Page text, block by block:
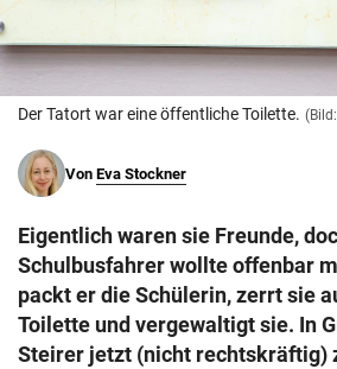
© Krone Multimedia GmbH & Co KG 2026
Muthgasse 2, 1190 Wien
Der Tatort war eine öffentliche Toilette.
Von Eva Stockner
Eigentlich waren sie Freunde,
Schulbusfahrer wollte offenbar
packt er die Schülerin, zerrt sie
Toilette und vergewaltigt sie. In
Steirer jetzt (nicht rechtskräftig)